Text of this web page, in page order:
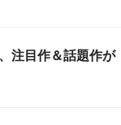
注目作＆話題作が